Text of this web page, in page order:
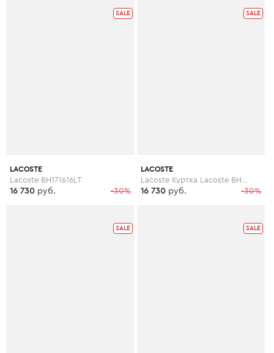
SALE
LACOSTE
Lacoste BH171616LT
-30%
16 730 руб.
SALE
LACOSTE
-30%
16 730 руб.
SALE SALE